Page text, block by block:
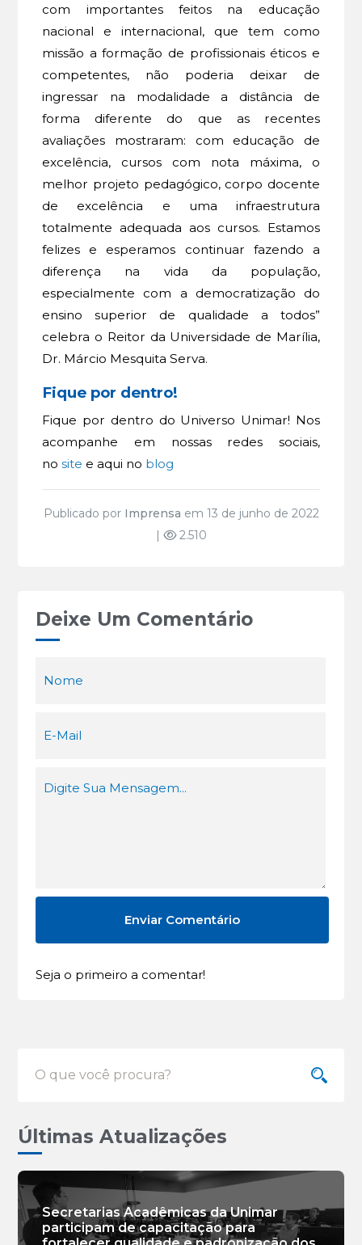
com importantes feitos na educação
nacional e internacional, que tem como
missão a formação de profissionais éticos e
competentes, não poderia deixar de
ingressar na modalidade a distância de
forma diferente do que as recentes
avaliações mostraram: com educação de
excelência, cursos com nota máxima, o
melhor projeto pedagógico, corpo docente
de excelência e uma infraestrutura
totalmente adequada aos cursos. Estamos
felizes e esperamos continuar fazendo a
diferença na vida da população,
especialmente com a democratização do
ensino superior de qualidade a todos”
celebra o Reitor da Universidade de Marília,
Dr. Márcio Mesquita Serva.
Fique por dentro!
Fique por dentro do Universo Unimar! Nos
acompanhe em nossas redes sociais,
nosite e aqui no blog
Publicado por Imprensa em 13 de junho de 2022
2.510
Deixe Um Comentário
Seja o primeiro a comentar!
Últimas Atualizações
Secretarias Acadêmicas da Unimar
participam de capacitação para